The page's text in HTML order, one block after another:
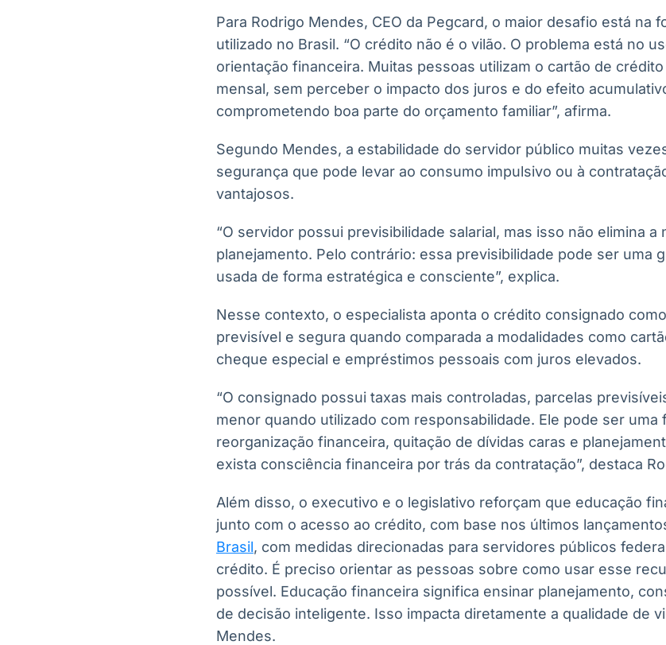
Para Rodrigo Mendes, CEO da Pegcard, o maior desafio está na
utilizado no Brasil. “O crédito não é o vilão. O problema está no
orientação financeira. Muitas pessoas utilizam o cartão de
mensal, sem perceber o impacto dos juros e do efeito
comprometendo boa parte do orçamento familiar”, afirma.
Segundo Mendes, a estabilidade do servidor público muitas
segurança que pode levar ao consumo impulsivo ou à
vantajosos.
“O servidor possui previsibilidade salarial, mas isso não elimina a
planejamento. Pelo contrário: essa previsibilidade pode ser uma
usada de forma estratégica e consciente”, explica.
Nesse contexto, o especialista aponta o crédito consignado
previsível e segura quando comparada a modalidades como
cheque especial e empréstimos pessoais com juros elevados.
“O consignado possui taxas mais controladas, parcelas
menor quando utilizado com responsabilidade. Ele pode ser uma
reorganização financeira, quitação de dívidas caras e
exista consciência financeira por trás da contratação”, destaca
Além disso, o executivo e o legislativo reforçam que educação
junto com o acesso ao crédito, com base nos últimos
Brasil, com medidas direcionadas para servidores públicos
crédito. É preciso orientar as pessoas sobre como usar esse
possível. Educação financeira significa ensinar planejamento,
de decisão inteligente. Isso impacta diretamente a qualidade de
Mendes.